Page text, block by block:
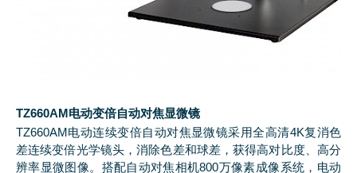
TZ660AM电动变倍自动对焦显微镜
TZ660AM电动连续变倍自动对焦显微镜采用全高清4K复消色
差连续变倍光学镜头，消除色差和球差，获得高对比度、高分
辨率显微图像。搭配自动对焦相机800万像素成像系统，电动